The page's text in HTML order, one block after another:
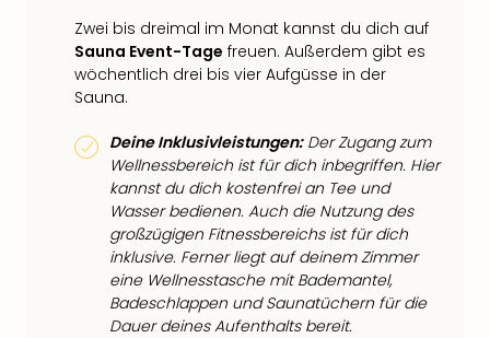
Zwei bis dreimal im Monat kannst du dich auf
Sauna Event-Tage freuen. Außerdem gibt es
wöchentlich drei bis vier Aufgüsse in der
Sauna.
Deine Inklusivleistungen:Der Zugang zum
Wellnessbereich ist für dich inbegriffen. Hier
kannst du dich kostenfrei an Tee und
Wasser bedienen. Auch die Nutzung des
großzügigen Fitnessbereichs ist für dich
inklusive. Ferner liegt auf deinem Zimmer
eine Wellnesstasche mit Bademantel,
Badeschlappen und Saunatüchern für die
Dauer deines Aufenthalts bereit.